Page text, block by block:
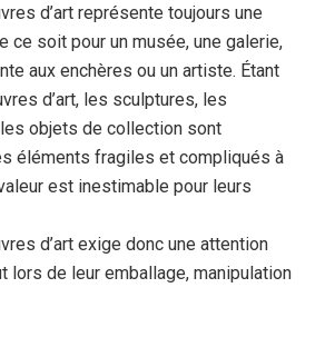
d’art représente toujours une
ce soit pour un musée, une galerie,
aux enchères ou un artiste. Étant
d’art, les sculptures, les
objets de collection sont
éléments fragiles et compliqués à
est inestimable pour leurs
d’art exige donc une attention
lors de leur emballage, manipulation